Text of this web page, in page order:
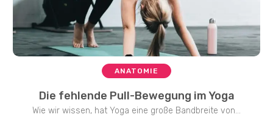
ANATOMIE
Die fehlende Pull-Bewegung im Yoga
Wie wir wissen, hat Yoga eine große Bandbreite von...